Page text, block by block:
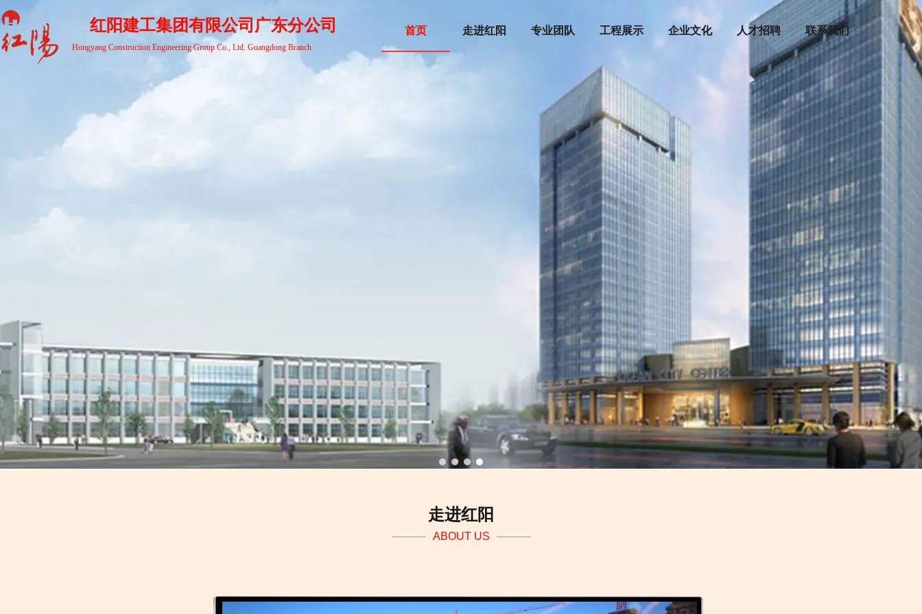
红阳建工集团有限公司广东分公司
Hongyang Construction Engineering Group Co., Ltd. Guangdong Branch
首页 走进红阳 专业团队 工程展示 企业文化 人才招聘 联系我们
2 3 4
走进红阳
ABOUT US